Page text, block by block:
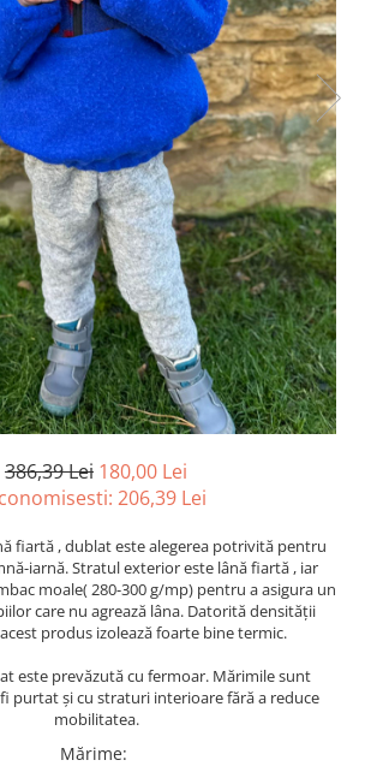
386,39 Lei 180,00 Lei
206,39 Lei
fiartă , dublat este alegerea potrivită pentru
iarnă. Stratul exterior este lână fiartă , iar
moale( 280-300 g/mp) pentru a asigura un
care nu agrează lâna. Datorită densității
produs izolează foarte bine termic.
este prevăzută cu fermoar. Mărimile sunt
purtat și cu straturi interioare fără a reduce
mobilitatea.
Mărime: